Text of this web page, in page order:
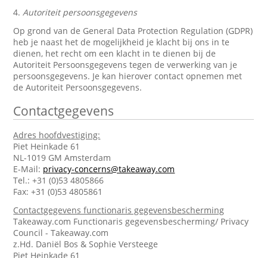
4.Autoriteit persoonsgegevens
Op grond van de General Data Protection Regulation (GDPR)
heb je naast het de mogelijkheid je klacht bij ons in te
dienen, het recht om een klacht in te dienen bij de
Autoriteit Persoonsgegevens tegen de verwerking van je
persoonsgegevens. Je kan hierover contact opnemen met
de Autoriteit Persoonsgegevens.
Contactgegevens
Adres hoofdvestiging:
Piet Heinkade 61
NL-1019 GM Amsterdam
E-Mail: privacy-concerns@takeaway.com
Tel.: +31 (0)53 4805866
Fax: +31 (0)53 4805861
Contactgegevens functionaris gegevensbescherming
Takeaway.com Functionaris gegevensbescherming/ Privacy
Council - Takeaway.com
z.Hd. Daniël Bos & Sophie Versteege
Piet Heinkade 61